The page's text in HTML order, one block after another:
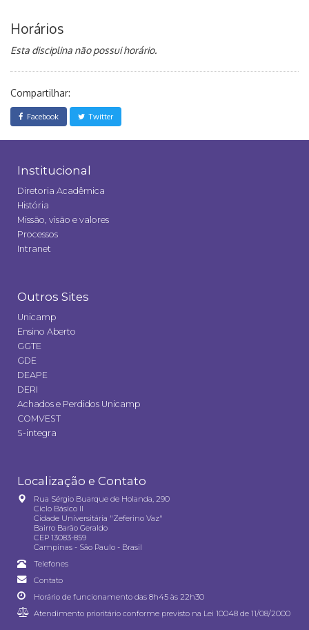
Horários
Esta disciplina não possui horário.
Compartilhar:
Facebook Twitter
Institucional
Diretoria Acadêmica
História
Missão, visão e valores
Processos
Intranet
Outros Sites
Unicamp
Ensino Aberto
GGTE
GDE
DEAPE
DERI
Achados e Perdidos Unicamp
COMVEST
S-integra
Localização e Contato
Rua Sérgio Buarque de Holanda, 290
Ciclo Básico II
Cidade Universitária "Zeferino Vaz"
Bairro Barão Geraldo
CEP 13083-859
Campinas - São Paulo - Brasil
Telefones
Contato
Horário de funcionamento das 8h45 às 22h30
Atendimento prioritário conforme previsto na Lei 10048 de 11/08/2000